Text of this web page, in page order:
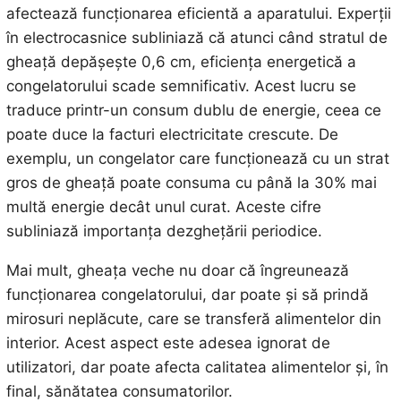
afectează funcționarea eficientă a aparatului. Experții
în electrocasnice subliniază că atunci când stratul de
gheață depășește 0,6 cm, eficiența energetică a
congelatorului scade semnificativ. Acest lucru se
traduce printr-un consum dublu de energie, ceea ce
poate duce la facturi electricitate crescute. De
exemplu, un congelator care funcționează cu un strat
gros de gheață poate consuma cu până la 30% mai
multă energie decât unul curat. Aceste cifre
subliniază importanța dezghețării periodice.
Mai mult, gheața veche nu doar că îngreunează
funcționarea congelatorului, dar poate și să prindă
mirosuri neplăcute, care se transferă alimentelor din
interior. Acest aspect este adesea ignorat de
utilizatori, dar poate afecta calitatea alimentelor și, în
final, sănătatea consumatorilor.